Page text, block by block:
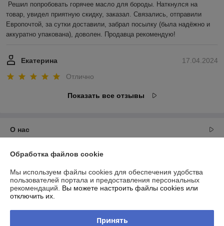
Решил попробовать горячее масло для бороды. Наткнулся на
товар, увидел приятную скидку, заказал. Связались, отправили
Европочтой, за сутки доставили, забрал посылку (была надёжно и
аккуратно упакована), доволен. Продавца рекомендую!
17.04.2024
Екатерина
Отлично
Показать все отзывы
О нас
Контакты
Доставка и оплата
График работы
Обработка файлов cookie
Мы используем файлы cookies для обеспечения удобства
пользователей портала и предоставления персональных
рекомендаций. Вы можете настроить файлы cookies или
отключить их.
Принять